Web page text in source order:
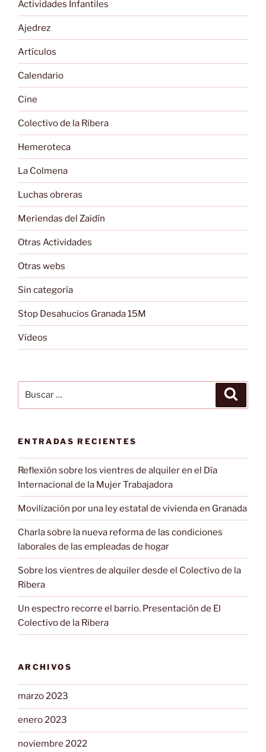
Actividades Infantiles
Ajedrez
Artículos
Calendario
Cine
Colectivo de la Ribera
Hemeroteca
La Colmena
Luchas obreras
Meriendas del Zaidín
Otras Actividades
Otras webs
Sin categoría
Stop Desahucios Granada 15M
Vídeos
por:
ENTRADAS RECIENTES
Reflexión sobre los vientres de alquiler en el Día
Internacional de la Mujer Trabajadora
Movilización por una ley estatal de vivienda en Granada
Charla sobre la nueva reforma de las condiciones
laborales de las empleadas de hogar
Sobre los vientres de alquiler desde el Colectivo de la
Ribera
Un espectro recorre el barrio. Presentación de El
Colectivo de la Ribera
ARCHIVOS
marzo 2023
enero 2023
noviembre 2022